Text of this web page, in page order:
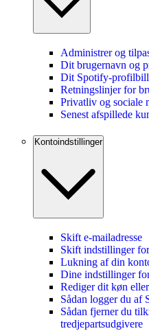
Administrer og
Dit brugernavn og
Dit Spotify-
Retningslinjer for
Privatliv og sociale
Senest afspillede
Kontoindstillinger
Skift e-mailadresse
Skift indstillinger
Lukning af din
Dine indstillinger
Rediger dit køn
Sådan logger du af
Sådan fjerner du
tredjepartsudgivere